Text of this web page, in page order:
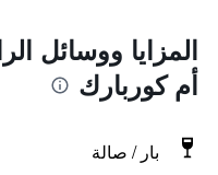
المزايا ووسائل
أم كوربارك
بار / صالة